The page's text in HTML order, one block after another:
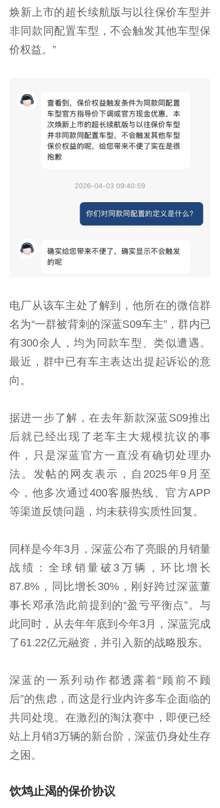
焕新上市的超长续航版与以往保价车型并
非同款同配置车型，不会触发其他车型保
价权益。”
电厂从该车主处了解到，他所在的微信群
名为“一群被背刺的深蓝S09车主”，群内已
有300余人，均为同款车型、类似遭遇。
最近，群中已有车主表达出提起诉讼的意
向。
据进一步了解，在去年新款深蓝S09推出
后就已经出现了老车主大规模抗议的事
件，只是深蓝官方一直没有确切处理办
法。发帖的网友表示，自2025年9月至
今，他多次通过400客服热线、官方APP
等渠道反馈问题，均未获得实质性回复。
同样是今年3月，深蓝公布了亮眼的月销量
战绩：全球销量破3万辆，环比增长
87.8%，同比增长30%，刚好跨过深蓝董
事长邓承浩此前提到的“盈亏平衡点”。与
此同时，从去年年底到今年3月，深蓝完成
了61.22亿元融资，并引入新的战略股东。
深蓝的一系列动作都透露着“顾前不顾
后”的焦虑，而这是行业内许多车企面临的
共同处境。在激烈的淘汰赛中，即便已经
站上月销3万辆的新台阶，深蓝仍身处生存
之困。
饮鸩止渴的保价协议